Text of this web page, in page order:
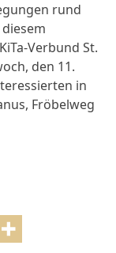
rund
Verbund St.
den 11.
in
Fröbelweg